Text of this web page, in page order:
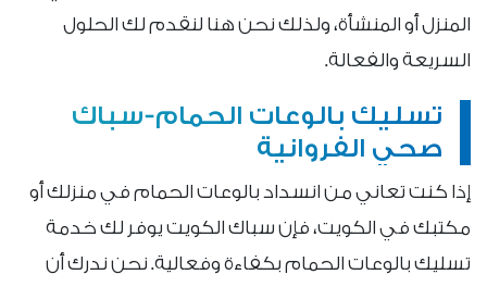
المنزل أو المنشأة، ولذلك نحن هنا لنقدم لك الحلول
السريعة والفعالة.
تسليك بالوعات الحمام-سباك
صحي الفروانية
إذا كنت تعاني من انسداد بالوعات الحمام في منزلك أو
مكتبك في الكويت، فإن سباك الكويت يوفر لك خدمة
تسليك بالوعات الحمام بكفاءة وفعالية. نحن ندرك أن